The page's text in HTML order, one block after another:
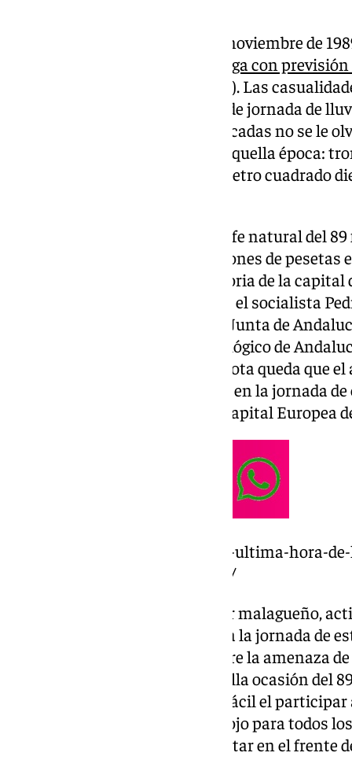
35 años después de aquel 14 de noviembre de
Málaga con
Estatal de Meteorología (Aemet). Las
en el mismo día esta previsión de jornada de
que ocurrió hace más de tres décadas no se le
estuviera vivo y consciente en aquella época:
granizo y hasta 180 litros por metro cuadrado
El resultado de aquella catástrofe natural del
fallecidos y más de 50.000 millones de
euros). Aquella cita para la historia de la capital
sorpresa al alcalde de entonces, el socialista
Japón junto al presidente de la Junta de
para presentar el Parque Tecnológico de
diferente, aunque para la anécdota queda que
Francisco de la Torre, ha estado en la jornada
presentando la candidatura a Capital Europea
https://www.101tv.es/directo-y-ultima-hora-
activa-alerta-roja-por-lluvias-2/
Llama la atención que el regidor malagueño,
ser, no haya actualizado en toda la jornada de
por sus canales mediáticos sobre la amenaza
más cerca que Aparicio en aquella ocasión del
continente, De la Torre tendrá fácil el
de este miércoles marcado en rojo para todos
la capital de Europa le tocará estar en el frente